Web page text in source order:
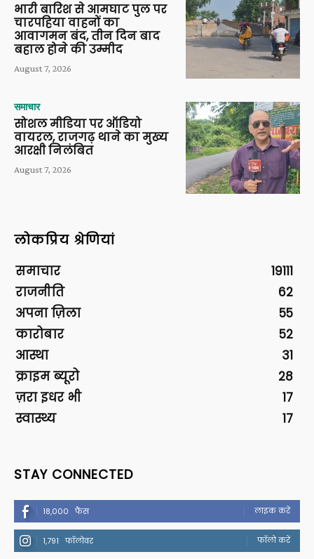
भारी बारिश से आमघाट पुल पर
चारपहिया वाहनों का
आवागमन बंद, तीन दिन बाद
बहाल होने की उम्मीद
August 7, 2026
समाचार
सोशल मीडिया पर ऑडियो
वायरल, राजगढ़ थाने का मुख्य
आरक्षी निलंबित
August 7, 2026
लोकप्रिय श्रेणियां
समाचार
19111
राजनीति
62
अपना ज़िला
55
कारोबार
52
आस्था
31
क्राइम ब्यूरो
28
ज़रा इधर भी
17
स्वास्थ्य
17
STAY CONNECTED
18,000 फैंस लाइक करें
1,791 फॉलोवर फॉलो करें